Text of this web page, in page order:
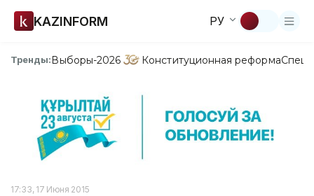
KAZINFORM РУ
Тренды:Выборы-2026 Конституционная реформа
17:33, 17 Июня 2015